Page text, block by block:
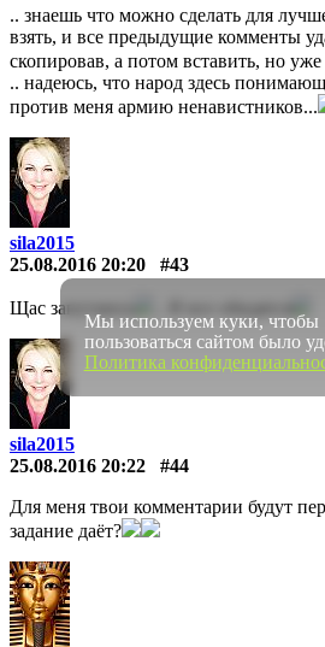
.. знаешь что можно сделать для
взять, и все предыдущие комменты
скопировав, а потом вставить, но
.. надеюсь, что народ здесь
против меня армию ненавистников...
sila2015
25.08.2016 20:20
#43
Щас запутаюсь
sila2015
25.08.2016 20:22
#44
Для меня твои комментарии будут
задание даёт?
Мы используем куки, чтобы
пользоваться сайтом было
Политика